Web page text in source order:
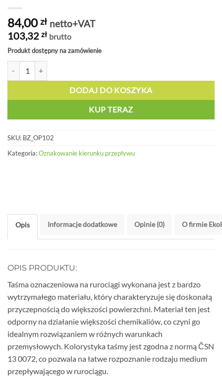
84,00zł netto+VAT
103,32 zł brutto
Produkt dostępny na zamówienie
DODAJ DO KOSZYKA
KUP TERAZ
SKU: BZ_OP102
Kategoria:Oznakowanie kierunku przepływu
Opis Informacje dodatkowe Opinie (0) O firmie
OPIS PRODUKTU:
Taśma oznaczeniowa na rurociągi wykonana jest z bardzo
wytrzymałego materiału, który charakteryzuje się doskonałą
przyczepnością do większości powierzchni. Materiał ten jest
odporny na działanie większości chemikaliów, co czyni go
idealnym rozwiązaniem w różnych warunkach
przemysłowych. Kolorystyka taśmy jest zgodna z normą ČSN
13 0072, co pozwala na łatwe rozpoznanie rodzaju medium
przepływającego w rurociągu.